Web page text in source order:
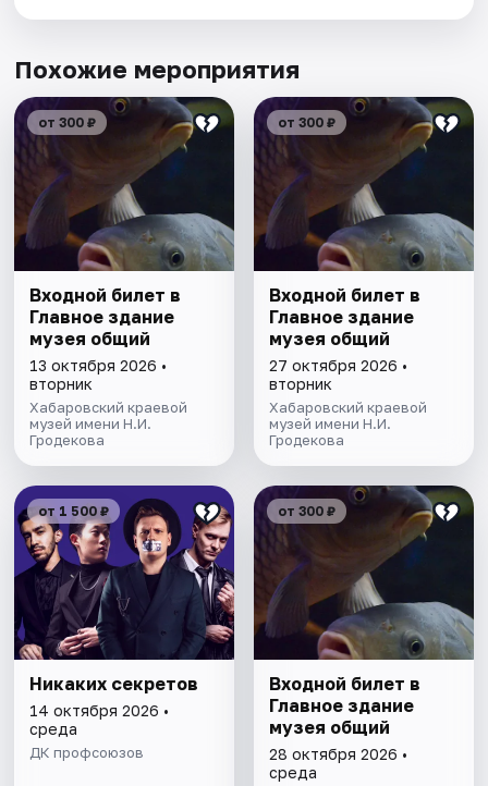
Похожие мероприятия
от 300 ₽
Входной билет в
Главное здание
музея общий
13 октября 2026 •
вторник
Хабаровский краевой
музей имени Н.И.
Гродекова
от 300 ₽
Входной билет в
Главное здание
музея общий
27 октября 2026 •
вторник
Хабаровский краевой
музей имени Н.И.
Гродекова
от 1 500 ₽
Никаких секретов
14 октября 2026 •
среда
ДК профсоюзов
от 300 ₽
Входной билет в
Главное здание
музея общий
28 октября 2026 •
среда